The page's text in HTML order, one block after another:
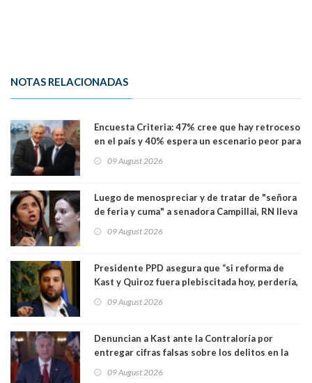
NOTAS RELACIONADAS
Encuesta Criteria: 47% cree que hay retroceso
en el país y 40% espera un escenario peor para
09 August 2026
Luego de menospreciar y de tratar de "señora
de feria y cuma" a senadora Campillai, RN lleva
09 August 2026
Presidente PPD asegura que “si reforma de
Kast y Quiroz fuera plebiscitada hoy, perdería,
a favor de la oposición, sería una victoria de la
09 August 2026
Denuncian a Kast ante la Contraloría por
entregar cifras falsas sobre los delitos en la
09 August 2026